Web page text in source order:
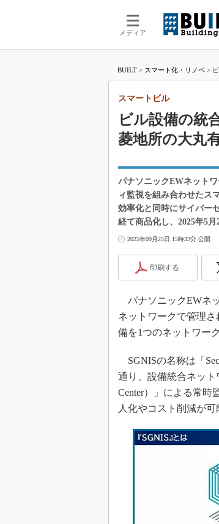
メディア
BUILT > スマート化・リノベ >
ビル設備の統
菱地所の大丸
スマートビル
パナソニックEWネット
ィ監視を組み合わせたス
効率化と同時にサイバー
経て商品化し、2025年5月
2025年09月25日 15時33分 公開
印刷する
パナソニックEWネ
ネットワークで管理
備を1つのネットワー
SGNISの名称は「
通り、設備統合ネット
Center）」による常時
人化やコスト削減が